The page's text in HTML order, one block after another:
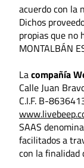
acuerdo con la
Dichos
propias que no
MONTALBÁN
Lacompañía
Calle Juan
C.I.F. B-
SAAS
facilitados a
con la finalidad